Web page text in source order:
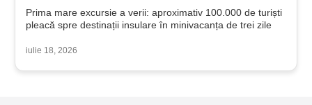
Prima mare excursie a verii: aproximativ 100.000 de turiști
pleacă spre destinații insulare în minivacanța de trei zile
iulie 18, 2026